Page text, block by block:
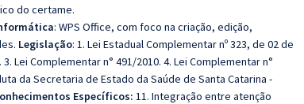
do certame.
: WPS Office, com foco na criação, edição,
Legislação: 1. Lei Estadual Complementar nº 323, de 02 de
Lei Complementar n° 491/2010. 4. Lei Complementar n°
da Secretaria de Estado da Saúde de Santa Catarina -
Específicos: 11. Integração entre atenção